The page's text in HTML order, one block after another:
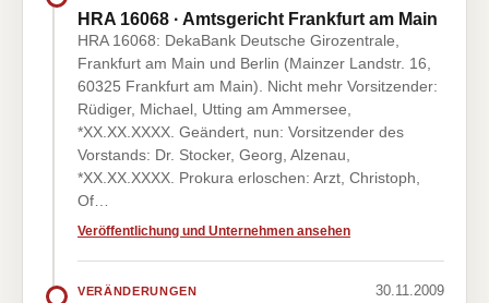
HRA 16068 · Amtsgericht Frankfurt am Main
HRA 16068: DekaBank Deutsche Girozentrale,
Frankfurt am Main und Berlin (Mainzer Landstr. 16,
60325 Frankfurt am Main). Nicht mehr Vorsitzender:
Rüdiger, Michael, Utting am Ammersee,
*XX.XX.XXXX. Geändert, nun: Vorsitzender des
Vorstands: Dr. Stocker, Georg, Alzenau,
*XX.XX.XXXX. Prokura erloschen: Arzt, Christoph,
Of…
Veröffentlichung und Unternehmen ansehen
VERÄNDERUNGEN 30.11.2009